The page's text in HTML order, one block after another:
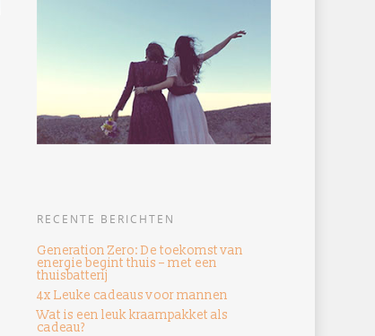
RECENTE BERICHTEN
Generation Zero: De toekomst van
energie begint thuis – met een
thuisbatterij
4x Leuke cadeaus voor mannen
Wat is een leuk kraampakket als
cadeau?